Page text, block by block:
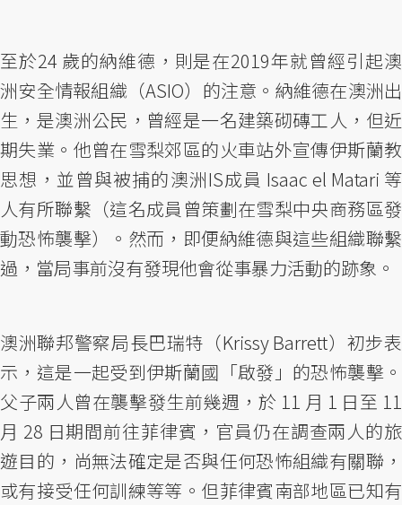
至於24 歲的納維德，則是在2019年就曾經引起澳
洲安全情報組織（ASIO）的注意。納維德在澳洲出
生，是澳洲公民，曾經是一名建築砌磚工人，但近
期失業。他曾在雪梨郊區的火車站外宣傳伊斯蘭教
思想，並曾與被捕的澳洲IS成員 Isaac el Matari 等
人有所聯繫（這名成員曾策劃在雪梨中央商務區發
動恐怖襲擊）。然而，即便納維德與這些組織聯繫
過，當局事前沒有發現他會從事暴力活動的跡象。
澳洲聯邦警察局長巴瑞特（Krissy Barrett）初步表
示，這是一起受到伊斯蘭國「啟發」的恐怖襲擊。
父子兩人曾在襲擊發生前幾週，於 11 月 1 日至 11
月 28 日期間前往菲律賓，官員仍在調查兩人的旅
遊目的，尚無法確定是否與任何恐怖組織有關聯，
或有接受任何訓練等等。但菲律賓南部地區已知有